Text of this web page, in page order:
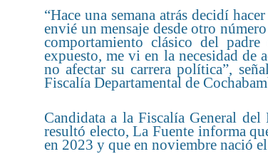
“Hace una semana atrás decidí
envié un mensaje desde otro
comportamiento clásico del
expuesto, me vi en la necesidad
no afectar su carrera política”,
Fiscalía Departamental de
Candidata a la Fiscalía General
resultó electo, La Fuente informa
en 2023 y que en noviembre nació